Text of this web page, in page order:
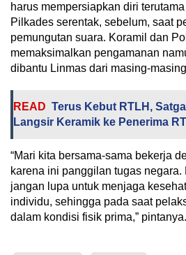
harus mempersiapkan diri
Pilkades serentak, sebelum, saat
pemungutan suara. Koramil dan
memaksimalkan pengamanan
dibantu Linmas dari masing-
READ Terus Kebut RTLH,
Langsir Keramik ke Penerima
“Mari kita bersama-sama bekerja
karena ini panggilan tugas negara.
jangan lupa untuk menjaga
individu, sehingga pada saat
dalam kondisi fisik prima,”